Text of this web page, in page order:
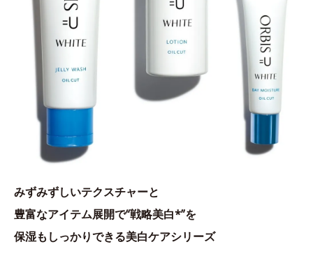
みずみずしいテクスチャーと
豊富なアイテム展開で“戦略美白*”を
保湿もしっかりできる美白ケアシリーズ